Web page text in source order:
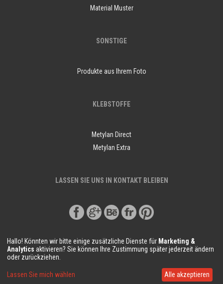
Material Muster
SONSTIGE
Produkte aus Ihrem Foto
KLEBSTOFFE
Metylan Direct
Metylan Extra
LASSEN SIE UNS IN KONTAKT BLEIBEN
Hallo! Könnten wir bitte einige zusätzliche Dienste für Marketing &
Analytics aktivieren? Sie können Ihre Zustimmung später jederzeit ändern
oder zurückziehen.
Lassen Sie mich wählen Alle akzeptieren